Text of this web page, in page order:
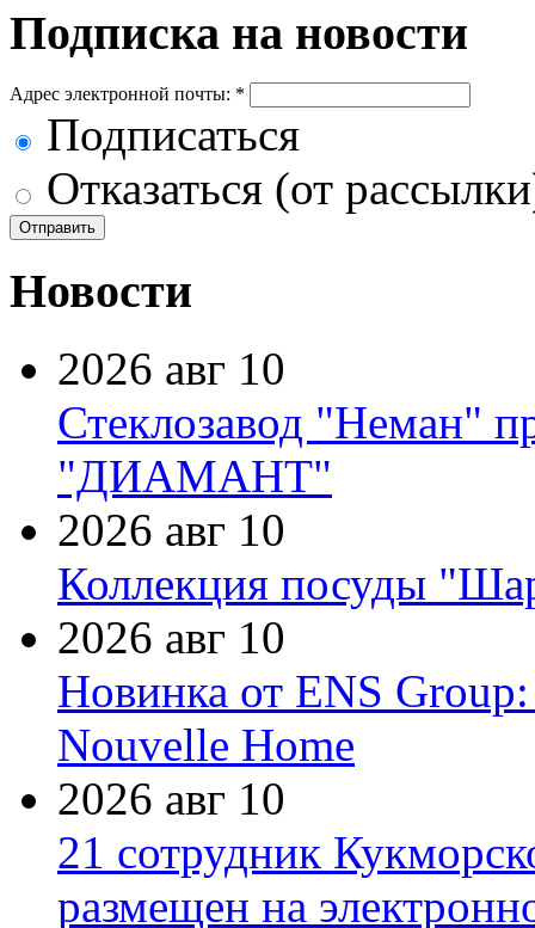
Подписка на новости
Адрес электронной почты: *
Подписаться
Отказаться (от
Новости
2026 авг 10
Стеклозавод "Неман"
"ДИАМАНТ"
2026 авг 10
Коллекция посуды
2026 авг 10
Новинка от ENS
Nouvelle Home
2026 авг 10
21 сотрудник
размещен на